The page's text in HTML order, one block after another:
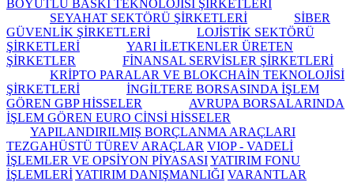
BOYUTLU BASKI TEKNOLOJİSİ ŞİRKETLERİ
SEYAHAT SEKTÖRÜ ŞİRKETLERİ
SİBER
GÜVENLİK ŞİRKETLERİ
LOJİSTİK SEKTÖRÜ
ŞİRKETLERİ
YARI İLETKENLER ÜRETEN
ŞİRKETLER
FİNANSAL SERVİSLER ŞİRKETLERİ
KRİPTO PARALAR VE BLOKCHAİN TEKNOLOJİSİ
ŞİRKETLERİ
İNGİLTERE BORSASINDA İŞLEM
GÖREN GBP HİSSELER
AVRUPA BORSALARINDA
İŞLEM GÖREN EURO CİNSİ HİSSELER
YAPILANDIRILMIŞ BORÇLANMA ARAÇLARI
TEZGAHÜSTÜ TÜREV ARAÇLAR VIOP - VADELİ
İŞLEMLER VE OPSİYON PİYASASIYATIRIM FONU
İŞLEMLERİYATIRIM DANIŞMANLIĞI VARANTLAR